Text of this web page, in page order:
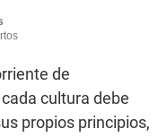
de
cultura debe
propios principios,